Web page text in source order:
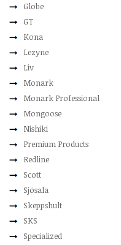
Globe
GT
Kona
Lezyne
Liv
Monark
Monark Professional
Mongoose
Nishiki
Premium Products
Redline
Scott
Sjösala
Skeppshult
SKS
Specialized